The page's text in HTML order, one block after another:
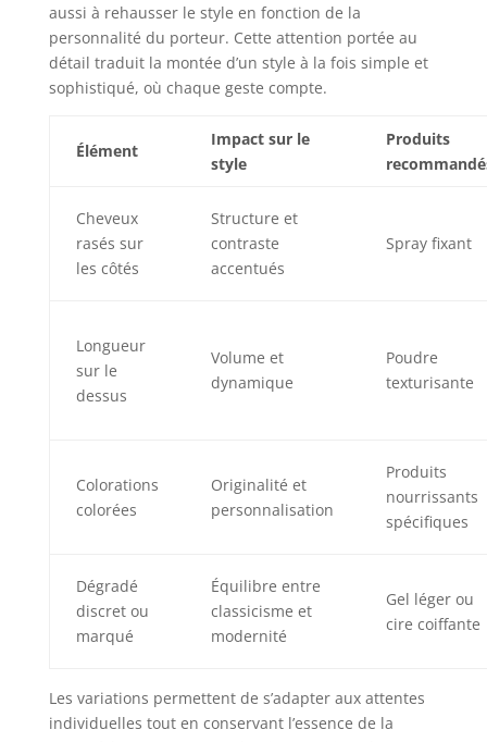
aussi à rehausser le style en fonction de la
personnalité du porteur. Cette attention portée au
détail traduit la montée d’un style à la fois simple et
sophistiqué, où chaque geste compte.
Élément
Impact sur le
style
Produits
Cheveux
rasés sur
les côtés
Structure et
contraste
accentués
Spray fixant
Longueur
sur le
dessus
Volume et
dynamique
Poudre
texturisante
Colorations
colorées
Originalité et
personnalisation
Produits
nourrissants
spécifiques
Dégradé
discret ou
marqué
Équilibre entre
classicisme et
modernité
Gel léger ou
cire coiffante
Les variations permettent de s’adapter aux attentes
individuelles tout en conservant l’essence de la